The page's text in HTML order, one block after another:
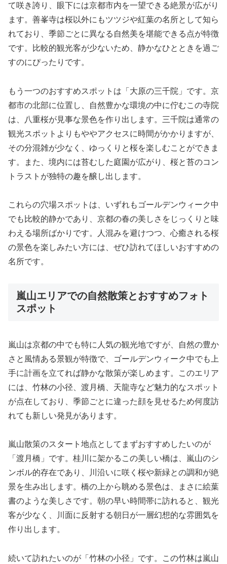
て咲き誇り、眼下には京都市内を一望できる絶景が広がり
ます。善峯寺は桜以外にもツツジや紅葉の名所として知ら
れており、季節ごとに異なる自然美を堪能できる点が特徴
です。比較的観光客が少ないため、静かなひとときを過ご
すのにぴったりです。
もう一つのおすすめスポットは「大原の三千院」です。京
都市の北部に位置し、自然豊かな環境の中に佇むこの寺院
は、八重桜が見事な景色を作り出します。三千院は通常の
観光スポットよりもややアクセスに時間がかかりますが、
その分混雑が少なく、ゆっくりと桜を楽しむことができま
す。また、境内には苔むした庭園が広がり、桜と苔のコン
トラストが独特の趣を醸し出します。
これらの穴場スポットは、いずれもゴールデンウィーク中
でも比較的静かであり、京都の春の美しさをじっくりと味
わえる場所ばかりです。人混みを避けつつ、心癒される桜
の景色を楽しみたい方には、ぜひ訪れてほしいおすすめの
名所です。
嵐山エリアでの自然散策とおすすめフォト
スポット
嵐山は京都の中でも特に人気の観光地ですが、自然の豊か
さと風情ある景観が特徴で、ゴールデンウィーク中でも上
手に計画を立てれば静かな散策が楽しめます。このエリア
には、竹林の小径、渡月橋、天龍寺など魅力的なスポット
が点在しており、季節ごとに違った顔を見せるため何度訪
れても新しい発見があります。
嵐山散策のスタート地点としてまずおすすめしたいのが
「渡月橋」です。桂川に架かるこの美しい橋は、嵐山のシ
ンボル的存在であり、川沿いに咲く桜や新緑との調和が絶
景を生み出します。橋の上から眺める景色は、まさに絵葉
書のような美しさです。朝の早い時間帯に訪れると、観光
客が少なく、川面に反射する朝日が一層幻想的な雰囲気を
作り出します。
続いて訪れたいのが「竹林の小径」です。この竹林は嵐山